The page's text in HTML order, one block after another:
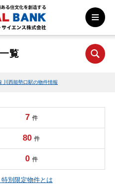
覧
川西能勢口駅の物件情報
7 件
80 件
0 件
別限定物件とは